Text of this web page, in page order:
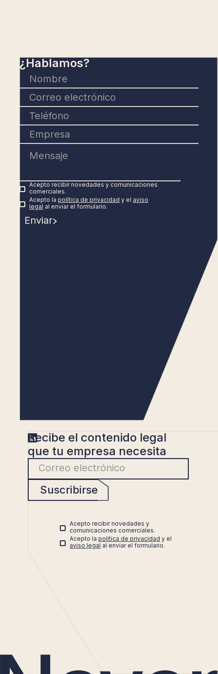
¿Hablamos?
Acepto recibir novedades y comunicaciones
comerciales.
Acepto la política de privacidad y el aviso
legal al enviar el formulario.
Enviar
Recibe el contenido legal
que tu empresa necesita
Suscribirse
Acepto recibir novedades y
comunicaciones comerciales.
Acepto lapolítica de privacidad y el
aviso legal al enviar el formulario.